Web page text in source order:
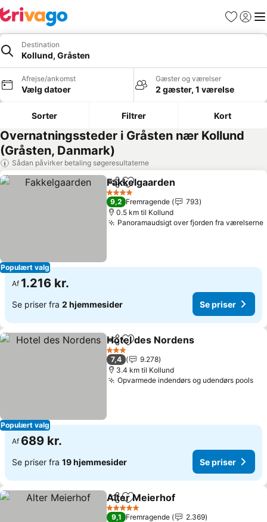
Favoritter
Log ind
Destination
Kollund, Gråsten
Afrejse/ankomst
Vælg datoer
Gæster og værelser
2 gæster, 1 værelse
Sorter Filtrer Kort
Overnatningssteder i Gråsten nær Kollund
(Gråsten, Danmark)
Sådan påvirker betaling søgeresultaterne
Populært valg
Del Føj til favoritter
Fakkelgaarden
4 Stjerner
9,2 Fremragende
793
0.5 km til Kollund
Panoramaudsigt over fjorden fra værelserne
Af 1.216 kr.
Se priser fra 2 hjemmesider Se priser
Populært valg
Del Føj til favoritter
Hotel des Nordens
3 Stjerner
7,4
9.278
3.4 km til Kollund
Opvarmede indendørs og udendørs pools
Af 689 kr.
Se priser fra 19 hjemmesider Se priser
Del Føj til favoritter
Alter Meierhof
5 Stjerner
9,1 Fremragende
2.369